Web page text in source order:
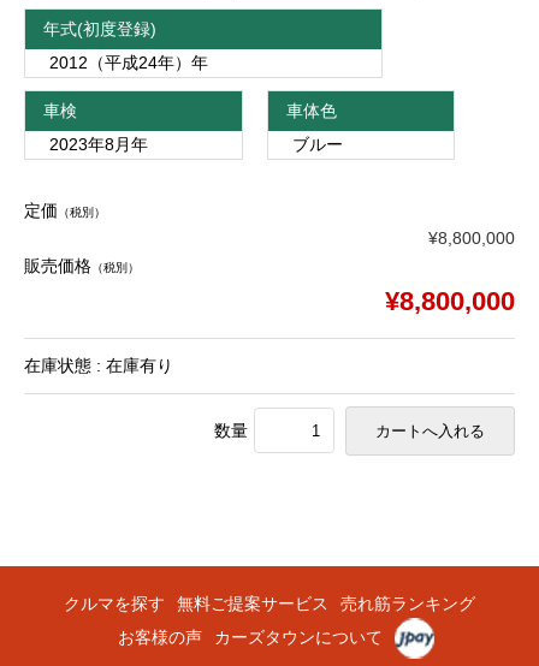
年式(初度登録)
2012（平成24年）年
車検
2023年8月年
車体色
ブルー
定価 （税別）
¥8,800,000
販売価格 （税別）
¥8,800,000
在庫状態 : 在庫有り
数量
クルマを探す 無料ご提案サービス
売れ筋ランキング
お客様の声
カーズタウンについて